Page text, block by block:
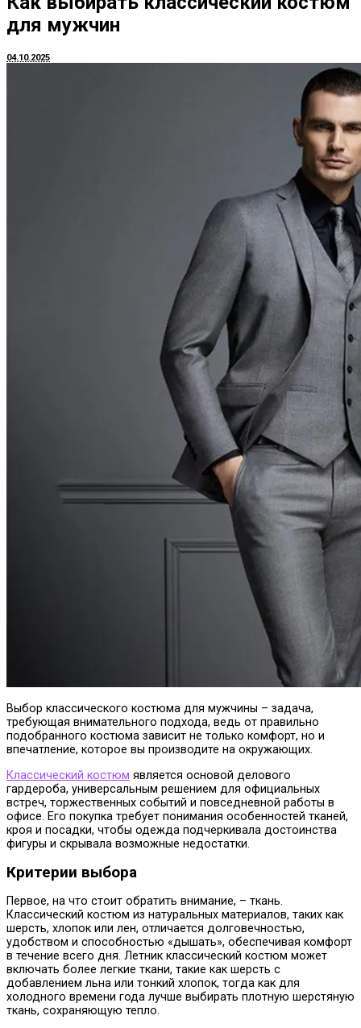
для мужчин
04.10.2025
Выбор классического костюма для мужчины – задача,
требующая внимательного подхода, ведь от правильно
подобранного костюма зависит не только комфорт, но и
впечатление, которое вы производите на окружающих.
Классический костюм является основой делового
гардероба, универсальным решением для официальных
встреч, торжественных событий и повседневной работы в
офисе. Его покупка требует понимания особенностей тканей,
кроя и посадки, чтобы одежда подчеркивала достоинства
фигуры и скрывала возможные недостатки.
Критерии выбора
Первое, на что стоит обратить внимание, – ткань.
Классический костюм из натуральных материалов, таких как
шерсть, хлопок или лен, отличается долговечностью,
удобством и способностью «дышать», обеспечивая комфорт
в течение всего дня. Летник классический костюм может
включать более легкие ткани, такие как шерсть с
добавлением льна или тонкий хлопок, тогда как для
холодного времени года лучше выбирать плотную шерстяную
ткань, сохраняющую тепло.